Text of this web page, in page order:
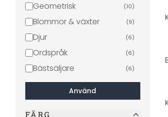
Geometrisk (10)
Blommor & växter (9)
Djur (6)
Ordspråk (6)
Bästsäljare (6)
Blommor (4)
Betong (3)
)
Använd
FÄRG